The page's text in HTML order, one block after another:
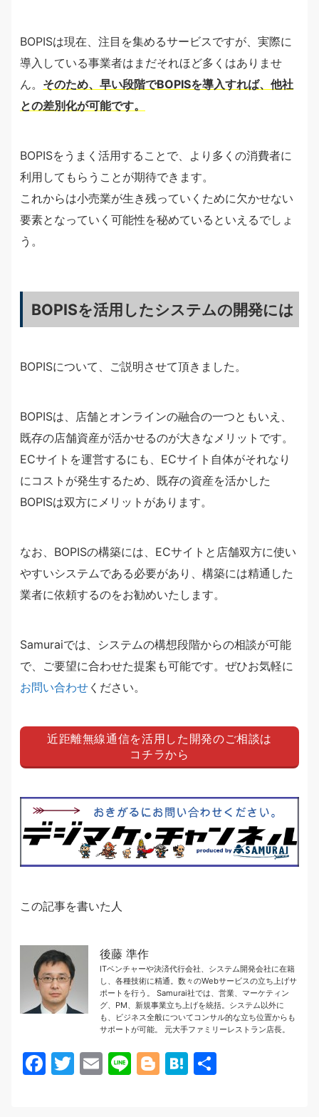
BOPISは現在、注目を集めるサービスですが、実際に
導入している事業者はまだそれほど多くはありませ
ん。 そのため、早い段階でBOPISを導入すれば、他社
との差別化が可能です。
BOPISをうまく活用することで、より多くの消費者に
利用してもらうことが期待できます。
これからは小売業が生き残っていくために欠かせない
要素となっていく可能性を秘めているといえるでしょ
う。
BOPISを活用したシステムの開発には
BOPISについて、ご説明させて頂きました。
BOPISは、店舗とオンラインの融合の一つともいえ、
既存の店舗資産が活かせるのが大きなメリットです。
ECサイトを運営するにも、ECサイト自体がそれなり
にコストが発生するため、既存の資産を活かした
BOPISは双方にメリットがあります。
なお、BOPISの構築には、ECサイトと店舗双方に使い
やすいシステムである必要があり、構築には精通した
業者に依頼するのをお勧めいたします。
Samuraiでは、システムの構想段階からの相談が可能
で、ご要望に合わせた提案も可能です。ぜひお気軽に
お問い合わせ ください。
近距離無線通信を活用した開発のご相談は
コチラから
この記事を書いた人
後藤 準作
ITベンチャーや決済代行会社、システム開発会社に在籍
し、各種技術に精通。数々のWebサービスの立ち上げサ
ポートを行う。 Samurai社では、営業、マーケティン
グ、PM、新規事業立ち上げを統括。システム以外に
も、ビジネス全般についてコンサル的な立ち位置からも
サポートが可能。 元大手ファミリーレストラン店長。
F
T
E
Li Bl H